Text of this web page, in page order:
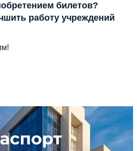
билетов?
работу учреждений